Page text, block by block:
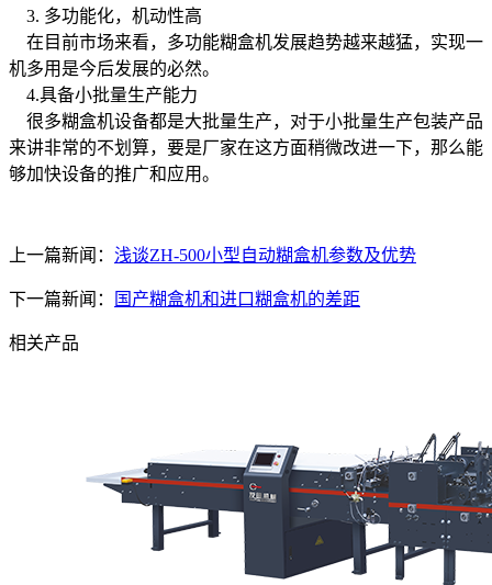
3. 多功能化，机动性高
在目前市场来看，多功能糊盒机发展趋势越来越猛，实现一
机多用是今后发展的必然。
4.具备小批量生产能力
很多糊盒机设备都是大批量生产，对于小批量生产包装产品
来讲非常的不划算，要是厂家在这方面稍微改进一下，那么能
够加快设备的推广和应用。
上一篇新闻： 浅谈ZH-500小型自动糊盒机参数及优势
下一篇新闻： 国产糊盒机和进口糊盒机的差距
相关产品